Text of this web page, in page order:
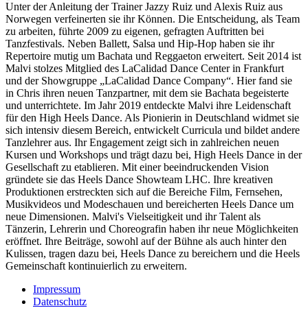
Unter der Anleitung der Trainer Jazzy Ruiz und Alexis Ruiz aus
Norwegen verfeinerten sie ihr Können. Die Entscheidung, als Team
zu arbeiten, führte 2009 zu eigenen, gefragten Auftritten bei
Tanzfestivals. Neben Ballett, Salsa und Hip-Hop haben sie ihr
Repertoire mutig um Bachata und Reggaeton erweitert. Seit 2014 ist
Malvi stolzes Mitglied des LaCalidad Dance Center in Frankfurt
und der Showgruppe „LaCalidad Dance Company“. Hier fand sie
in Chris ihren neuen Tanzpartner, mit dem sie Bachata begeisterte
und unterrichtete. Im Jahr 2019 entdeckte Malvi ihre Leidenschaft
für den High Heels Dance. Als Pionierin in Deutschland widmet sie
sich intensiv diesem Bereich, entwickelt Curricula und bildet andere
Tanzlehrer aus. Ihr Engagement zeigt sich in zahlreichen neuen
Kursen und Workshops und trägt dazu bei, High Heels Dance in der
Gesellschaft zu etablieren. Mit einer beeindruckenden Vision
gründete sie das Heels Dance Showteam LHC. Ihre kreativen
Produktionen erstreckten sich auf die Bereiche Film, Fernsehen,
Musikvideos und Modeschauen und bereicherten Heels Dance um
neue Dimensionen. Malvi's Vielseitigkeit und ihr Talent als
Tänzerin, Lehrerin und Choreografin haben ihr neue Möglichkeiten
eröffnet. Ihre Beiträge, sowohl auf der Bühne als auch hinter den
Kulissen, tragen dazu bei, Heels Dance zu bereichern und die Heels
Gemeinschaft kontinuierlich zu erweitern.
Impressum
Datenschutz